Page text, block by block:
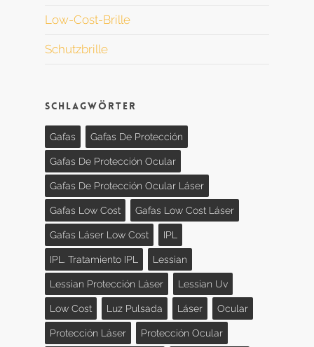
Low-Cost-Brille
Schutzbrille
Schlagwörter
Gafas Gafas De Protección
Gafas De Protección Ocular
Gafas De Protección Ocular Láser
Gafas Low Cost Gafas Low Cost Láser
Gafas Láser Low Cost IPL
IPL. Tratamiento IPL Lessian
Lessian Protección Láser Lessian Uv
Low Cost Luz Pulsada Láser Ocular
Protección Láser Protección Ocular